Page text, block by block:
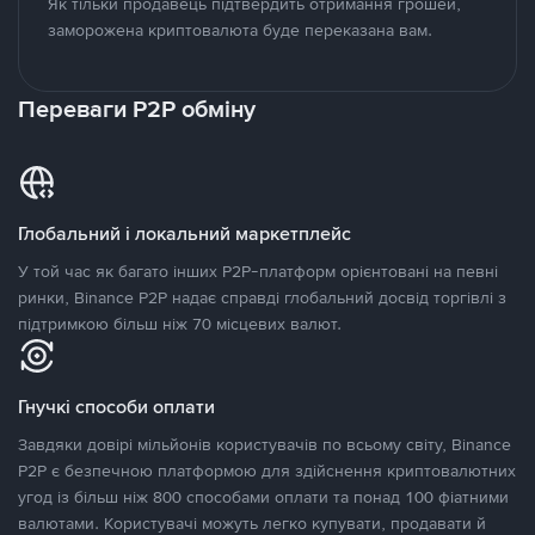
заморожена криптовалюта буде переказана вам.
Переваги P2P обміну
Глобальний і локальний маркетплейс
У той час як багато інших P2P-платформ орієнтовані на певні
ринки, Binance P2P надає справді глобальний досвід торгівлі з
підтримкою більш ніж 70 місцевих валют.
Гнучкі способи оплати
Завдяки довірі мільйонів користувачів по всьому світу, Binance
P2P є безпечною платформою для здійснення криптовалютних
угод із більш ніж 800 способами оплати та понад 100 фіатними
валютами. Користувачі можуть легко купувати, продавати й